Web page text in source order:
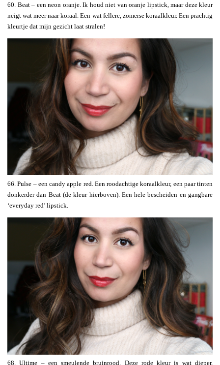
60. Beat – een neon oranje. Ik houd niet van oranje lipstick, maar deze kleur
neigt wat meer naar koraal. Een wat fellere, zomerse koraalkleur. Een prachtig
kleurtje dat mijn gezicht laat stralen!
66. Pulse – een candy apple red. Een roodachtige koraalkleur, een paar tinten
donkerder dan Beat (de kleur hierboven). Een hele bescheiden en gangbare
‘everyday red’ lipstick.
68. Ultime – een smeulende bruinrood. Deze rode kleur is wat dieper,